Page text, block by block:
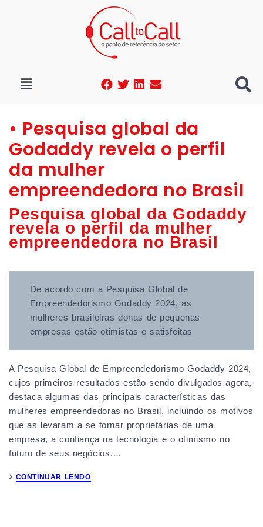
• Pesquisa global da
Godaddy revela o perfil
da mulher
empreendedora no Brasil
Pesquisa global da Godaddy
revela o perfil da mulher
empreendedora no Brasil
De acordo com a Pesquisa Global de
Empreendedorismo Godaddy 2024, as
mulheres brasileiras donas de pequenas
empresas estão otimistas e satisfeitas
A Pesquisa Global de Empreendedorismo Godaddy 2024,
cujos primeiros resultados estão sendo divulgados agora,
destaca algumas das principais características das
mulheres empreendedoras no Brasil, incluindo os motivos
que as levaram a se tornar proprietárias de uma
empresa, a confiança na tecnologia e o otimismo no
futuro de seus negócios.…
CONTINUAR LENDO